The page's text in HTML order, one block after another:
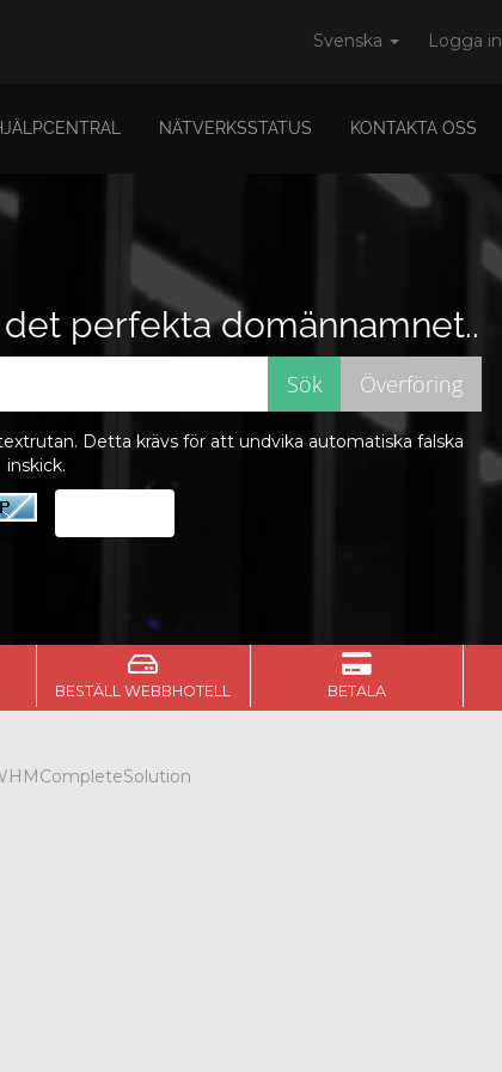
Svenska Logga in
NÄTVERKSSTATUS KONTAKTA OSS
perfekta domännamnet..
Detta krävs för att undvika automatiska falska
inskick.
BESTÄLL WEBBHOTELL BETALA